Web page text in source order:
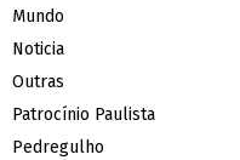
Mundo
Noticia
Outras
Patrocínio Paulista
Pedregulho